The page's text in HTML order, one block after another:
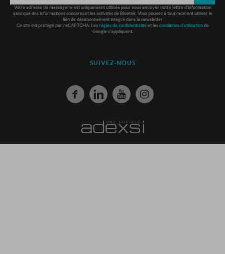
Votre adresse de messagerie est uniquement utilisée pour vous envoyer notre lettre d'information
ainsi que des informations concernant les activités de Bluetek. Vous pouvez à tout moment utiliser le
lien de désabonnement intégré dans la newsletter
Ce site est protégé par reCAPTCHA. Les règles de confidentialitéet les conditions d'utilisationde
Google s'appliquent.
SUIVEZ-NOUS